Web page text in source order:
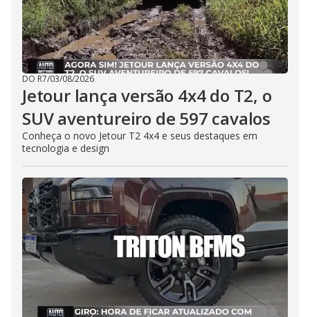
DO R7/03/08/2026
Jetour lança versão 4x4 do T2, o
SUV aventureiro de 597 cavalos
Conheça o novo Jetour T2 4x4 e seus destaques em
tecnologia e design